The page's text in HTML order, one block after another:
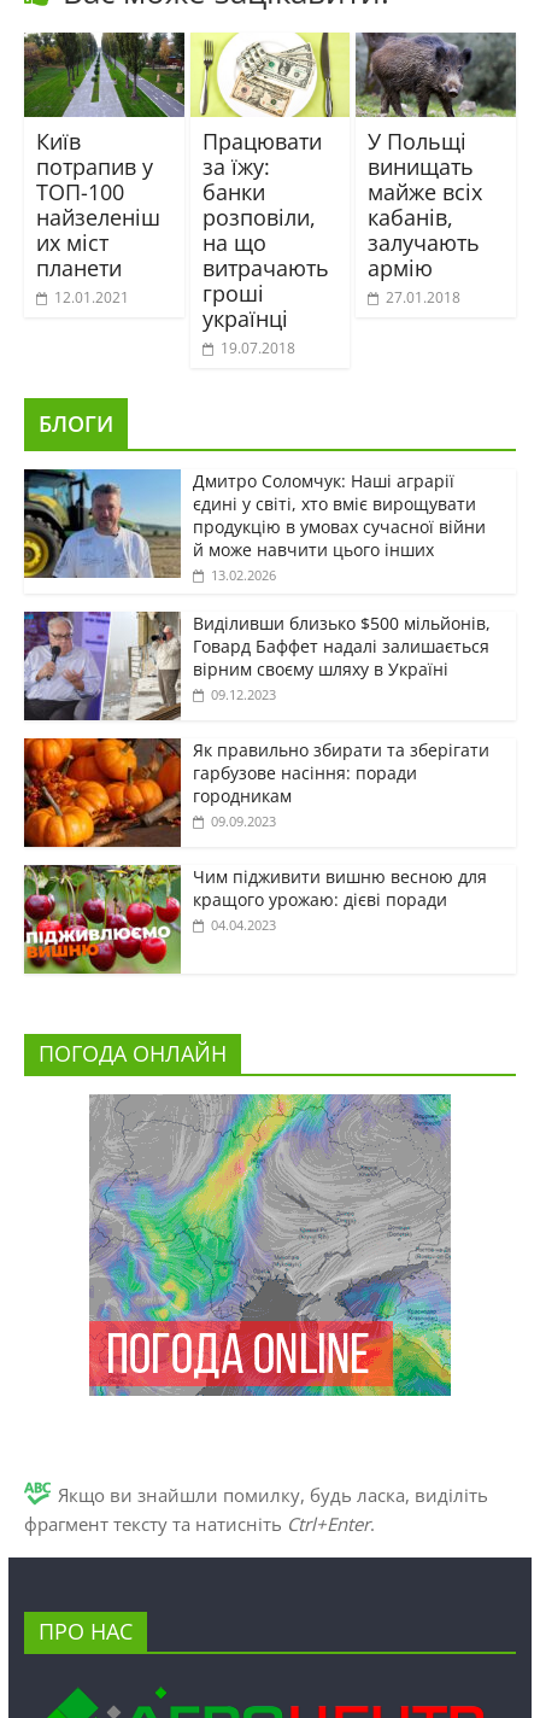
Київ
потрапив у
ТОП-100
найзеленіш
их міст
планети
12.01.2021
Працювати
за їжу:
банки
розповіли,
на що
витрачають
гроші
українці
19.07.2018
У Польщі
винищать
майже всіх
кабанів,
залучають
армію
27.01.2018
БЛОГИ
Дмитро Соломчук: Наші аграрії
єдині у світі, хто вміє вирощувати
продукцію в умовах сучасної війни
й може навчити цього інших
13.02.2026
Виділивши близько $500 мільйонів,
Говард Баффет надалі залишається
вірним своєму шляху в Україні
09.12.2023
Як правильно збирати та зберігати
гарбузове насіння: поради
городникам
09.09.2023
Чим підживити вишню весною для
кращого урожаю: дієві поради
04.04.2023
ПОГОДА ОНЛАЙН
Якщо ви знайшли помилку, будь ласка, виділіть
фрагмент тексту та натисніть Ctrl+Enter.
ПРО НАС